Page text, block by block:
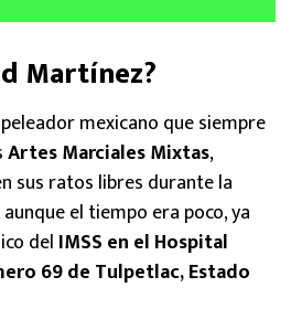
Martínez?
mexicano que siempre
Artes Marciales Mixtas,
sus ratos libres durante la
el tiempo era poco, ya
del IMSS en el Hospital
69 de Tulpetlac, Estado